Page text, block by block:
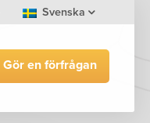
Svenska
0
Gör en förfrågan